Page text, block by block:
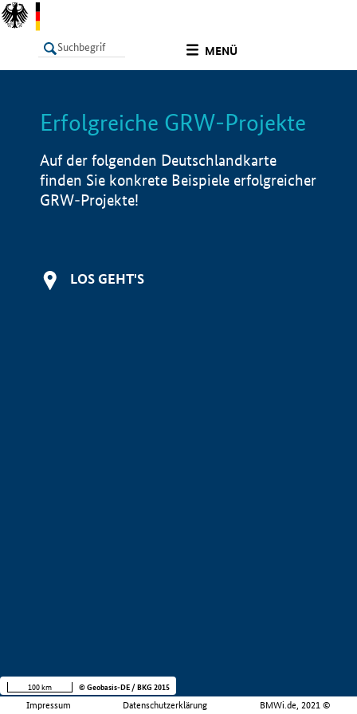
MENÜ
LISTE Info
Erfolgreiche GRW-Projekte
Auf der folgenden Deutschlandkarte
finden Sie konkrete Beispiele erfolgreicher
GRW-Projekte!
LOS GEHT'S
Impressum Datenschutzerklärung BMWi.de, 2021 ©
100 km © Geobasis-DE / BKG 2015